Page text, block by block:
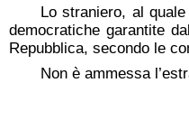
Lo straniero, al
democratiche garantite
Repubblica, secondo le
Non è ammessa